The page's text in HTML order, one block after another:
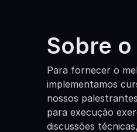
Sobre
Para fornecer o
implementamos
nossos
para execução
discussões